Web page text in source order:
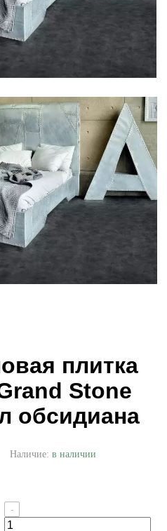
плитка
Stone
обсидиана
Наличие: в наличии
-